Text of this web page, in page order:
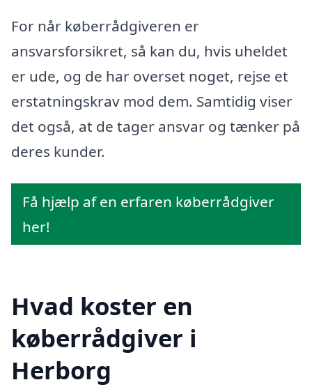
For når køberrådgiveren er
ansvarsforsikret, så kan du, hvis uheldet
er ude, og de har overset noget, rejse et
erstatningskrav mod dem. Samtidig viser
det også, at de tager ansvar og tænker på
deres kunder.
Få hjælp af en erfaren køberrådgiver
her!
Hvad koster en
køberrådgiver i
Herborg